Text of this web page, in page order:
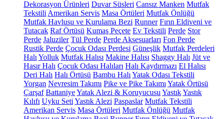
Dekorasyon Ürünleri Duvar Süsleri Cansız Manken Mutfak
Tekstili Amerikan Servis Masa Örtüleri Mutfak Önlüğü
Mutfak Havlusu ve Kurulama Bezi Runner Fırın Eldiveni ve
Tutacak Raf Örtüsü Kumaş Peçete Ev Tekstili Perde Stor
Perde Jaluziler Tül Perde Perde Aksesuarları Fon Perde
Rustik Perde Çocuk Odası Perdesi Güneşlik Mutfak Perdeleri
Halı Yolluk Mutfak Halısı Makine Halısı Shaggy Halı Jüt ve
Hasır Halı Çocuk Odası Halıları Halı Kaydırmazı El Halısı
Deri Halı Halı Örtüsü Bambu Halı Yatak Odası Tekstili
Yorgan Nevresim Takımı Pike ve Pike Takımı Yatak Örtüsü
Çarşaf BattaniyeYatak Alezi & Koruyucusu YastıkYastık
Kılıfı Uyku Seti Yastık Alezi Paspaslar Mutfak Tekstili
Amerikan Servis Masa Örtüleri Mutfak Önlüğü Mutfak